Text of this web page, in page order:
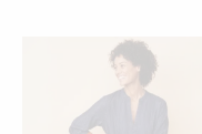
KATSO PIKANÄKYMÄ